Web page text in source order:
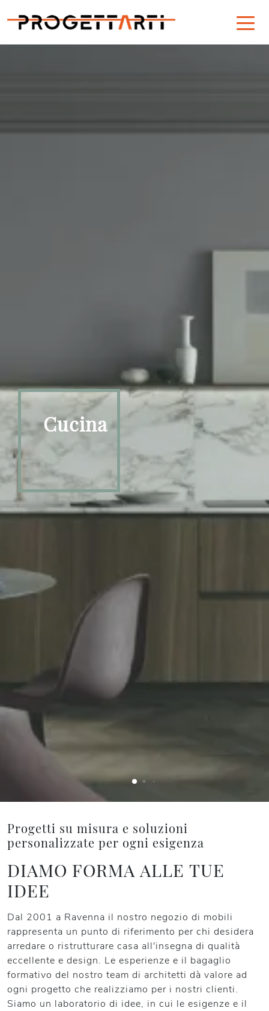
Cucina
Progetti su misura e soluzioni
personalizzate per ogni esigenza
DIAMO FORMA ALLE TUE
IDEE
Dal 2001 a Ravenna il nostro negozio di mobili
rappresenta un punto di riferimento per chi desidera
arredare o ristrutturare casa all'insegna di qualità
eccellente e design. Le esperienze e il bagaglio
formativo del nostro team di architetti dà valore ad
ogni progetto che realizziamo per i nostri clienti.
Siamo un laboratorio di idee, in cui le esigenze e il